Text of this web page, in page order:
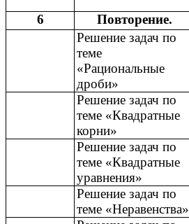
6 Повторение.
Решение задач по
теме
«Рациональные
дроби»
Решение задач по
теме «Квадратные
корни»
Решение задач по
теме «Квадратные
уравнения»
Решение задач по
теме «Неравенства»